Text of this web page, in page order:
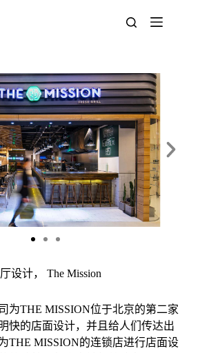
设计， The Mission
为THE MISSION位于北京的第二家
快的店面设计，并且给人们传达出
THE MISSION的连锁店进行店面设